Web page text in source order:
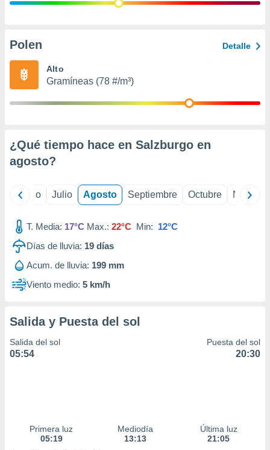
publicidad
de
Polen Detalle
Alto
Gramíneas (78 #/m³)
¿Qué tiempo hace en Salzburgo en
agosto?
Junio Julio Agosto Septiembre Octubre
T. Media: 17°C Max.: 22°C Min: 12°C
Días de lluvia: 19 días
Acum. de lluvia: 199 mm
Viento medio: 5 km/h
Salida y Puesta del sol
Salida del sol
05:54
Puesta del sol
20:30
Primera luz
05:19
Mediodía
13:13
Última luz
21:05